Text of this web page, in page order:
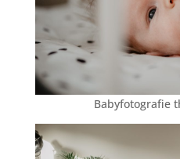
Babyfotografie